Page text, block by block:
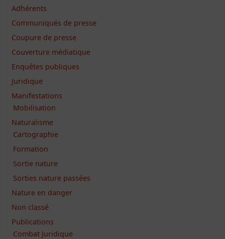
Adhérents
Communiqués de presse
Coupure de presse
Couverture médiatique
Enquêtes publiques
Juridique
Manifestations
Mobilisation
Naturalisme
Cartographie
Formation
Sortie nature
Sorties nature passées
Nature en danger
Non classé
Publications
Combat Juridique